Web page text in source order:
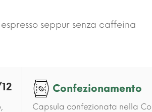
seppur senza caffeina
Confezionamento
Capsula confezionata nella